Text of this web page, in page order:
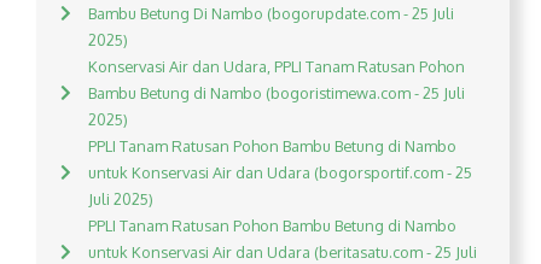
Bambu Betung Di Nambo (bogorupdate.com - 25 Juli
2025)
Konservasi Air dan Udara, PPLI Tanam Ratusan Pohon
Bambu Betung di Nambo (bogoristimewa.com - 25 Juli
2025)
PPLI Tanam Ratusan Pohon Bambu Betung di Nambo
untuk Konservasi Air dan Udara (bogorsportif.com - 25
Juli 2025)
PPLI Tanam Ratusan Pohon Bambu Betung di Nambo
untuk Konservasi Air dan Udara (beritasatu.com - 25 Juli